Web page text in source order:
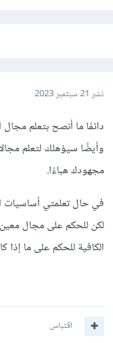
نشر 21 سبتمبر 2023
دائمًا ما أنصح بتعلم
وأيضًا سيؤهلك لتعلم
مجهودك هباءًا.
في حال تعلمتي أساسيات
لكن للحكم على مجال معين
الكافية للحكم على ما إذا
اقتباس